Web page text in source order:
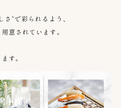
さ ”で彩られるよう、
意されています。
す。